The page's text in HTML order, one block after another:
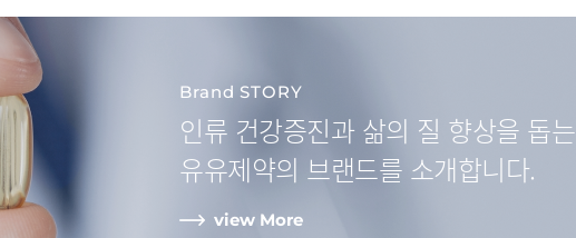
Brand STORY
인류 건강증진과삶의 질 향상을 돕는
유유제약의 브랜드를 소개합니다.
view More